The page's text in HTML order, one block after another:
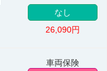
なし
26,090円
車両保険